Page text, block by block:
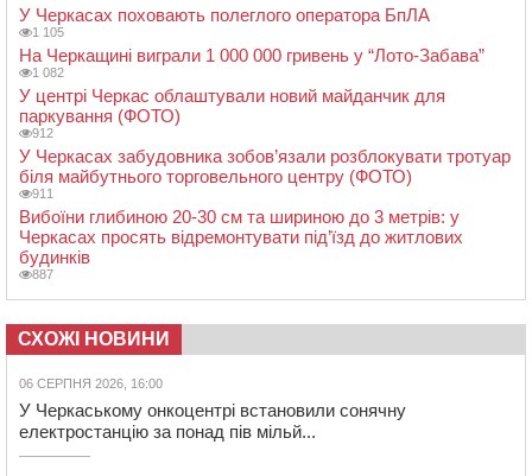
У Черкасах поховають полеглого оператора БпЛА
1 105
На Черкащині виграли 1 000 000 гривень у “Лото-Забава”
1 082
У центрі Черкас облаштували новий майданчик для
паркування (ФОТО)
912
У Черкасах забудовника зобов’язали розблокувати тротуар
біля майбутнього торговельного центру (ФОТО)
911
Вибоїни глибиною 20-30 см та шириною до 3 метрів: у
Черкасах просять відремонтувати під’їзд до житлових
будинків
887
СХОЖІ НОВИНИ
06 СЕРПНЯ 2026, 16:00
У Черкаському онкоцентрі встановили сонячну
електростанцію за понад пів мільй...